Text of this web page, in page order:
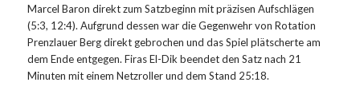
Marcel Baron direkt zum Satzbeginn mit präzisen Aufschlägen
(5:3, 12:4). Aufgrund dessen war die Gegenwehr von Rotation
Prenzlauer Berg direkt gebrochen und das Spiel plätscherte am
dem Ende entgegen. Firas El-Dik beendet den Satz nach 21
Minuten mit einem Netzroller und dem Stand 25:18.